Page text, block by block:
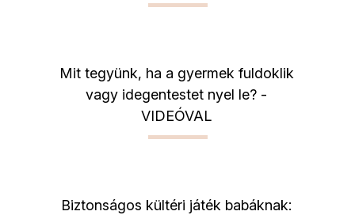
Mit tegyünk, ha a gyermek fuldoklik
vagy idegentestet nyel le? -
VIDEÓVAL
Biztonságos kültéri játék babáknak: